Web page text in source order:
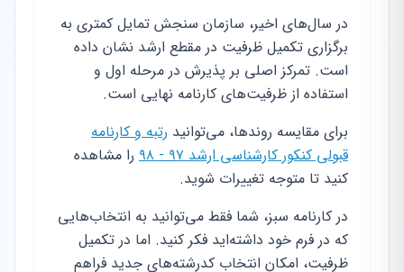
در سال‌های اخیر، سازمان سنجش تمایل کمتری به
برگزاری تکمیل ظرفیت در مقطع ارشد نشان داده
است. تمرکز اصلی بر پذیرش در مرحله اول و
استفاده از ظرفیت‌های کارنامه نهایی است.
برای مقایسه روندها، می‌توانید رتبه و کارنامه
قبولی کنکور کارشناسی ارشد ۹۷ - ۹۸
را مشاهده
کنید تا متوجه تغییرات شوید.
در کارنامه سبز، شما فقط می‌توانید به انتخاب‌هایی
که در فرم خود داشته‌اید فکر کنید. اما در تکمیل
ظرفیت، امکان انتخاب کدرشته‌های جدید فراهم